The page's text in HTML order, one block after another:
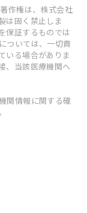
作権は、株式会社
は固く禁止しま
保証するものでは
ついては、一切責
いる場合がありま
、当該医療機関へ
関情報に関する確